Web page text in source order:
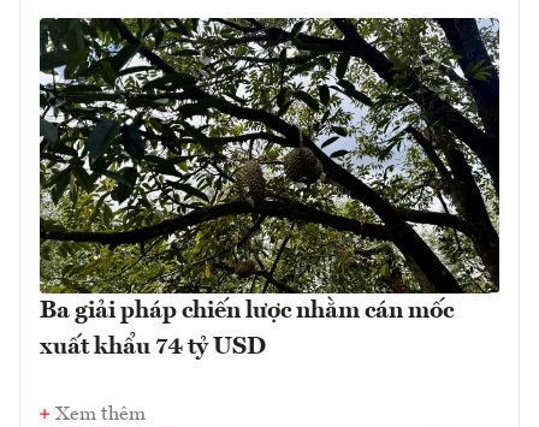
Ba giải pháp chiến lược nhằm cán mốc
xuất khẩu 74 tỷ USD
Xem thêm